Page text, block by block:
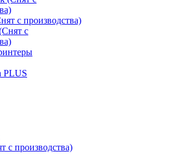
с производства)
с
PLUS
с производства)